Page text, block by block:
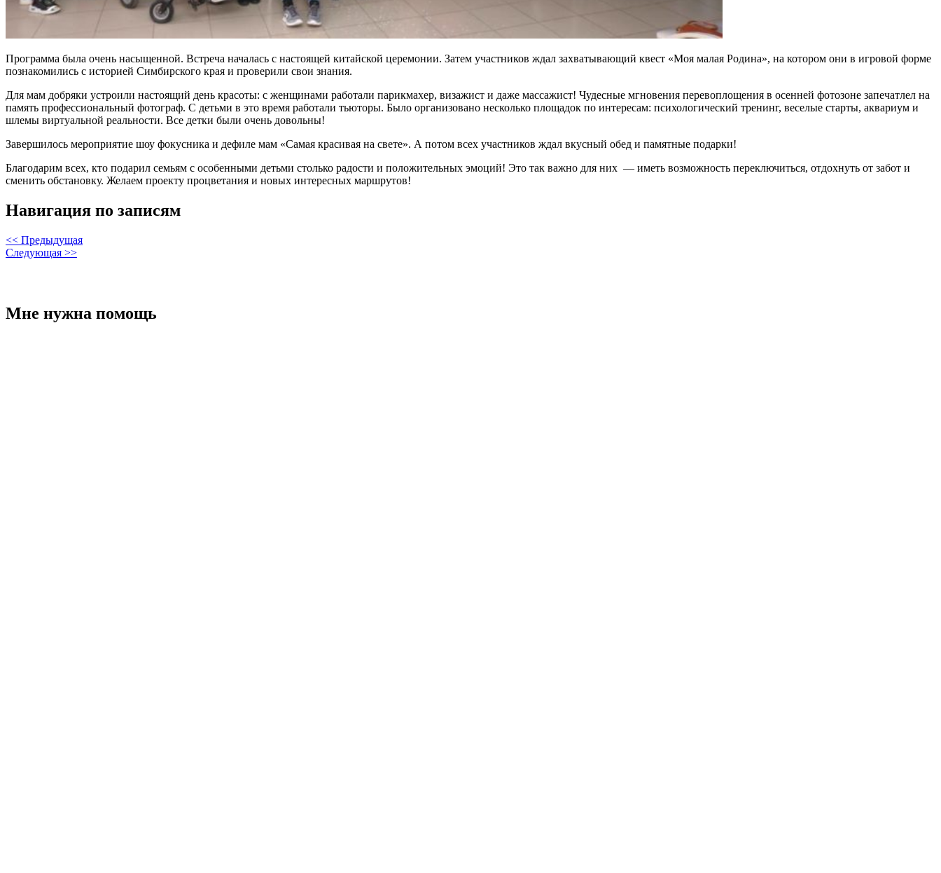
Программа была очень насыщенной. Встреча началась с настоящей китайской церемонии. Затем участников ждал захватывающий квест «Моя малая Родина», на котором они в игровой форме
познакомились с историей Симбирского края и проверили свои знания.
Для мам добряки устроили настоящий день красоты: с женщинами работали парикмахер, визажист и даже массажист! Чудесные мгновения перевоплощения в осенней фотозоне запечатлел на
память профессиональный фотограф. С детьми в это время работали тьюторы. Было организовано несколько площадок по интересам: психологический тренинг, веселые старты, аквариум и
шлемы виртуальной реальности. Все детки были очень довольны!
Завершилось мероприятие шоу фокусника и дефиле мам «Самая красивая на свете». А потом всех участников ждал вкусный обед и памятные подарки!
Благодарим всех, кто подарил семьям с особенными детьми столько радости и положительных эмоций! Это так важно для них — иметь возможность переключиться, отдохнуть от забот и
сменить обстановку. Желаем проекту процветания и новых интересных маршрутов!
Навигация по записям
<< Предыдущая
Следующая >>
Мне нужна помощь